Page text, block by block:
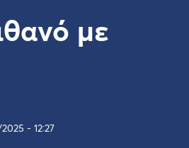
με
- 12:27